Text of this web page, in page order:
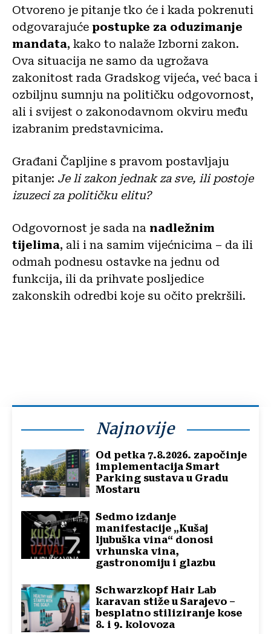
Otvoreno je pitanje tko će i kada pokrenuti
odgovarajuće postupke za oduzimanje
mandata, kako to nalaže Izborni zakon.
Ova situacija ne samo da ugrožava
zakonitost rada Gradskog vijeća, već baca i
ozbiljnu sumnju na političku odgovornost,
ali i svijest o zakonodavnom okviru među
izabranim predstavnicima.
Građani Čapljine s pravom postavljaju
pitanje: Je li zakon jednak za sve, ili postoje
izuzeci za političku elitu?
Odgovornost je sada na nadležnim
tijelima, ali i na samim vijećnicima – da ili
odmah podnesu ostavke na jednu od
funkcija, ili da prihvate posljedice
zakonskih odredbi koje su očito prekršili.
Najnovije
Od petka 7.8.2026. započinje
implementacija Smart
Parking sustava u Gradu
Mostaru
Sedmo izdanje
manifestacije „Kušaj
ljubuška vina“ donosi
vrhunska vina,
gastronomiju i glazbu
Schwarzkopf Hair Lab
karavan stiže u Sarajevo –
besplatno stiliziranje kose
8. i 9. kolovoza